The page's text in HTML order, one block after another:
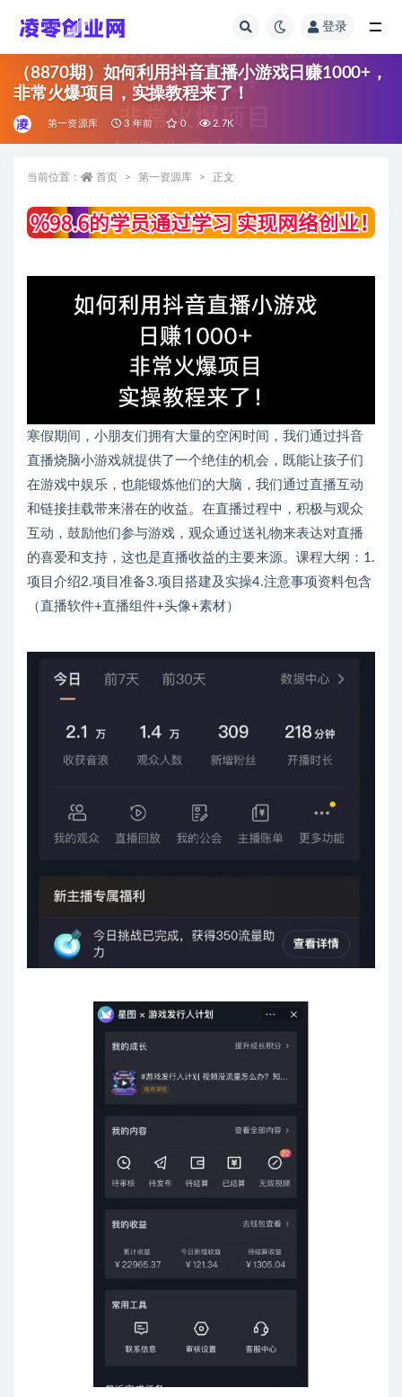
登录
（8870期）如何利用抖音直播小游戏日赚1000+，
非常火爆项目，实操教程来了！
第一资源库 3 年前 0 2.7K
当前位置： 首页 第一资源库 正文
寒假期间，小朋友们拥有大量的空闲时间，我们通过抖音
直播烧脑小游戏就提供了一个绝佳的机会，既能让孩子们
在游戏中娱乐，也能锻炼他们的大脑，我们通过直播互动
和链接挂载带来潜在的收益。在直播过程中，积极与观众
互动，鼓励他们参与游戏，观众通过送礼物来表达对直播
的喜爱和支持，这也是直播收益的主要来源。课程大纲：1.
项目介绍2.项目准备3.项目搭建及实操4.注意事项资料包含
（直播软件+直播组件+头像+素材）